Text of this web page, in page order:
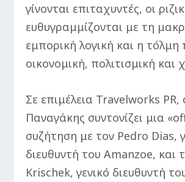
γίνονται επιταχυντές, οι
ευθυγραμμίζονται με τη
εμπορική λογική και η τόλμη
οικονομική, πολιτισμική και
Σε επιμέλεια Travelworks
Παναγάκης συντονίζει μια
συζήτηση με τον Pedro Dias,
διευθυντή του Amanzoe, και
Krischek, γενικό διευθυντή